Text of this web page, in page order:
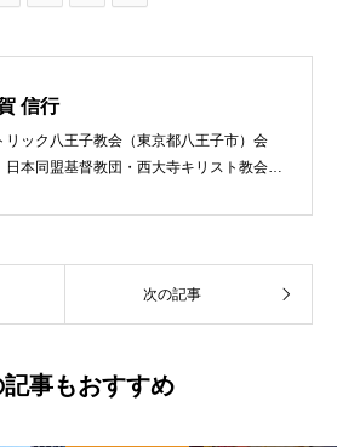
信行
リック八王子教会（東京都八王子市）会
日本同盟基督教団・西大寺キリスト教会
関西学院大学社会学部卒業。９０年代、い
雜賀編集工房として独立。
次の記事
記事もおすすめ